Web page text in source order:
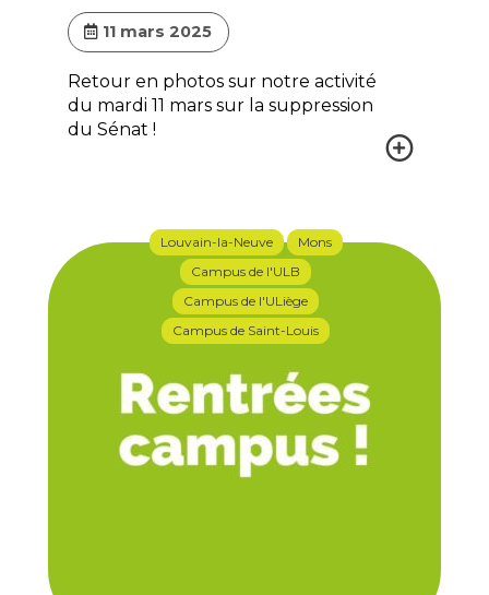
11 mars 2025
Retour en photos sur notre activité
du mardi 11 mars sur la suppression
du Sénat !
Louvain-la-Neuve
Mons
Campus de l'ULB
Campus de l'ULiège
Campus de Saint-Louis